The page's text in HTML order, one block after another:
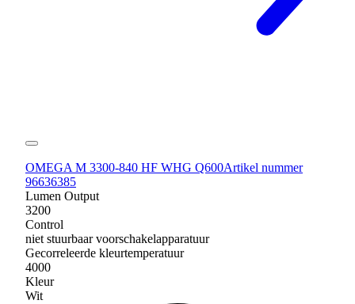
OMEGA M 3300-840 HF WHG Q600Artikel nummer
96636385
Lumen Output
3200
Control
niet stuurbaar voorschakelapparatuur
Gecorreleerde kleurtemperatuur
4000
Kleur
Wit